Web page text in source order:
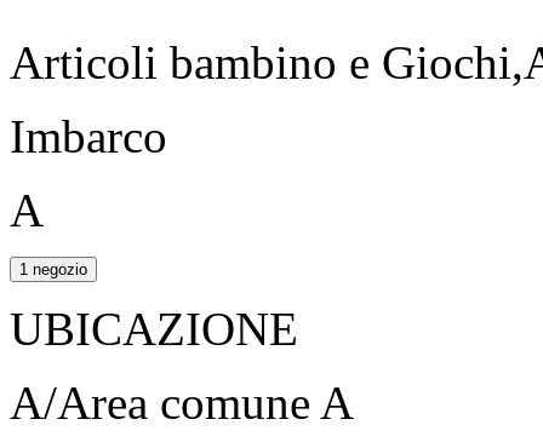
Articoli bambino e
Imbarco
A
1 negozio
UBICAZIONE
A/Area comune A